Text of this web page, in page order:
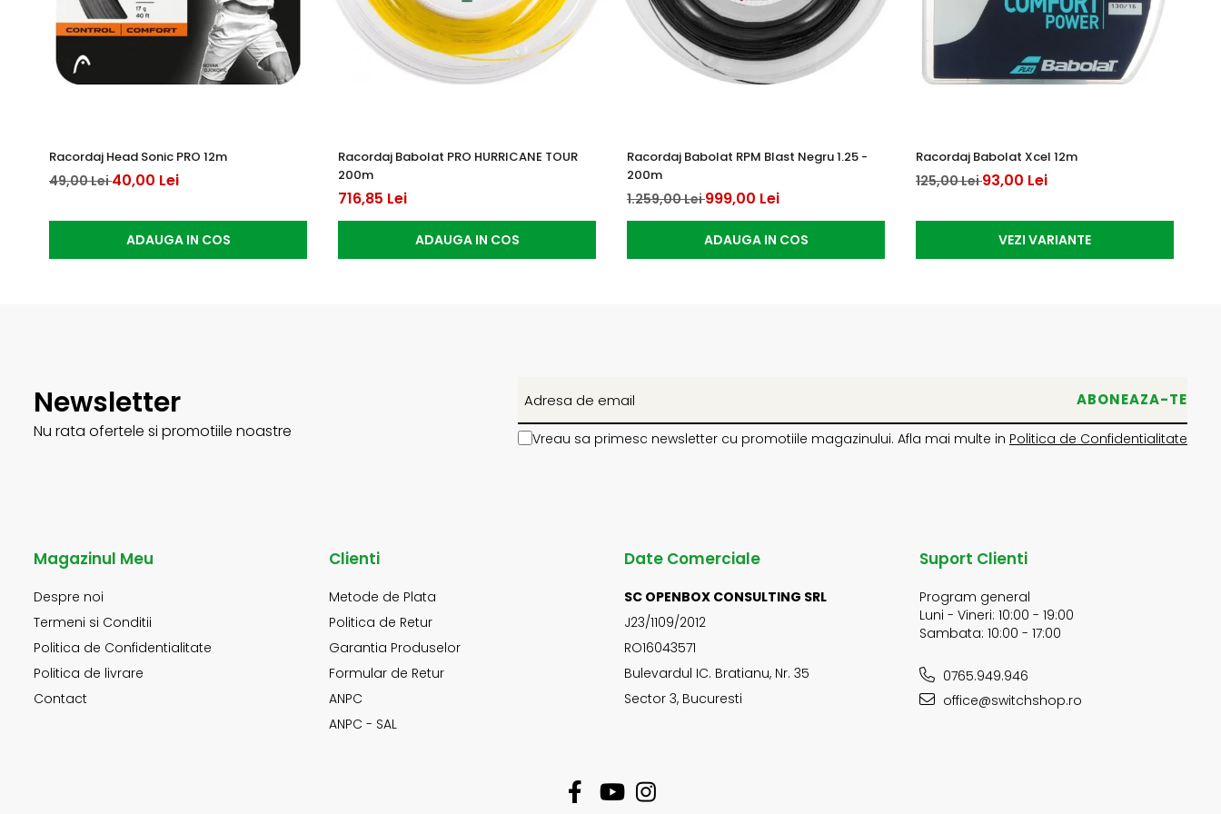
Racordaj Head Sonic PRO 12m
49,00 Lei40,00 Lei
ADAUGA IN COS
Racordaj Babolat PRO HURRICANE TOUR
200m
716,85 Lei
ADAUGA IN COS
Racordaj Babolat RPM Blast Negru 1.25 -
200m
1.259,00 Lei999,00 Lei
ADAUGA IN COS
Racordaj Babolat Xcel 12m
125,00 Lei93,00 Lei
VEZI VARIANTE
Newsletter
Nu rata ofertele si promotiile noastre Vreau sa primesc newsletter cu promotiile magazinului. Afla mai multe in Politica de Confidentialitate
Magazinul Meu
Despre noi
Termeni si Conditii
Politica de Confidentialitate
Politica de livrare
Contact
Clienti
Metode de Plata
Politica de Retur
Garantia Produselor
Formular de Retur
ANPC
ANPC - SAL
Date Comerciale
SC OPENBOX CONSULTING SRL
J23/1109/2012
RO16043571
Bulevardul IC. Bratianu, Nr. 35
Sector 3, Bucuresti
Suport Clienti
Program general
Luni - Vineri: 10:00 - 19:00
Sambata: 10:00 - 17:00
0765.949.946
office@switchshop.ro